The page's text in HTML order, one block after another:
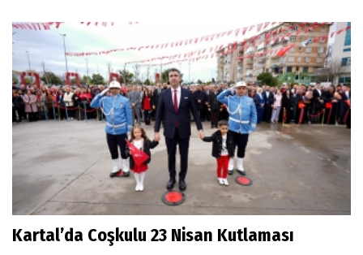
Kartal’da Coşkulu 23 Nisan Kutlaması